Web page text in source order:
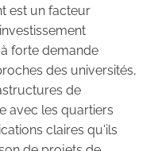
est un facteur
forte demande
des universités,
de
avec les quartiers
claires qu'ils